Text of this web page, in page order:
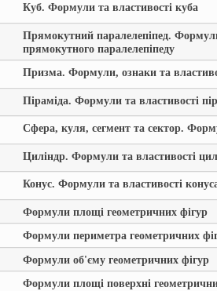
Куб. Формули та властивості куба
Прямокутний паралелепіпед.
прямокутного паралелепіпеду
Призма. Формули, ознаки та
Піраміда. Формули та властивості
Сфера, куля, сегмент та сектор.
Циліндр. Формули та властивості
Конус. Формули та властивості
Формули площі геометричних фігур
Формули периметра геометричних
Формули об'єму геометричних фігур
Формули площі поверхні